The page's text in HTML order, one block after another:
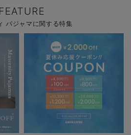
FEATURE
パジャマに関する特集